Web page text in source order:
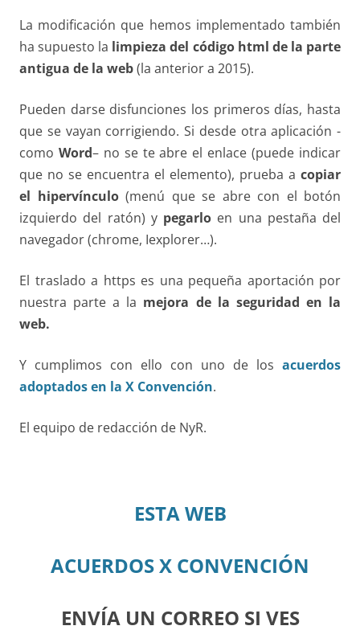
La modificación que hemos implementado también
ha supuesto la limpieza del código html de la parte
antigua de la web(la anterior a 2015).
Pueden darse disfunciones los primeros días, hasta
que se vayan corrigiendo. Si desde otra aplicación -
como Word– no se te abre el enlace (puede indicar
que no se encuentra el elemento), prueba a copiar
el hipervínculo(menú que se abre con el botón
izquierdo del ratón) y pegarlo en una pestaña del
navegador (chrome, Iexplorer…).
El traslado a https es una pequeña aportación por
nuestra parte a la mejora de la seguridad en la
web.
Y cumplimos con ello con uno de los acuerdos
adoptados en la X Convención.
El equipo de redacción de NyR.
ESTA WEB
ACUERDOS X CONVENCIÓN
ENVÍA UN CORREO SI VES